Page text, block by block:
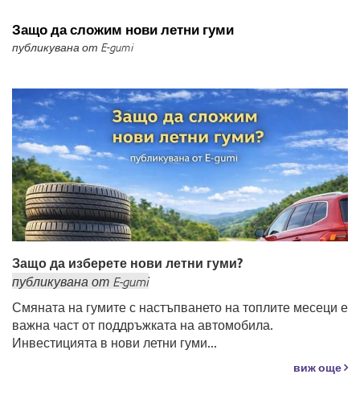
Защо да сложим нови летни гуми
публикувана от E-gumi
Защо да изберете нови летни гуми?
публикувана от E-gumi
Смяната на гумите с настъпването на топлите месеци е
важна част от поддръжката на автомобила.
Инвестицията в нови летни гуми...
виж още